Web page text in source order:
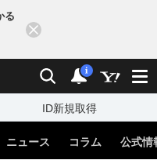
る
検索 通知
i
ID新規取得
ニュース コラム 公式情